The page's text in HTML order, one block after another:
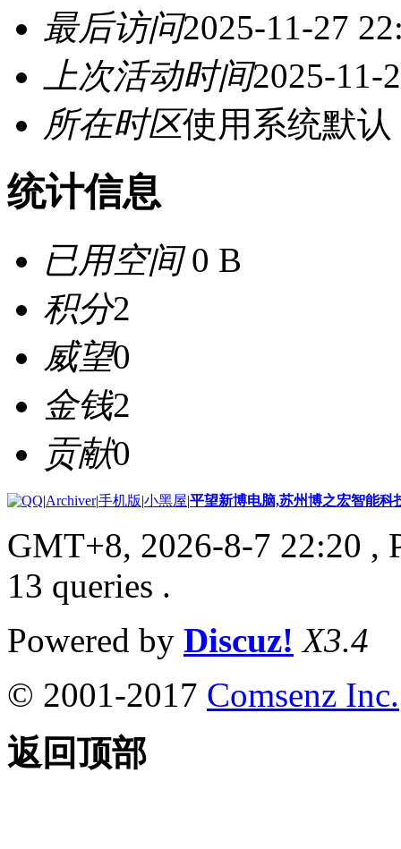
最后访问2025-11-27
上次活动时间2025-11-
所在时区使用系统默认
统计信息
已用空间0 B
积分2
威望0
金钱2
贡献0
|Archiver|手机版|小黑屋|平望新博电脑,苏州博之宏智能科
GMT+8, 2026-8-7 22:20 ,
13 queries .
Powered by Discuz! X3.4
© 2001-2017 Comsenz Inc.
返回顶部